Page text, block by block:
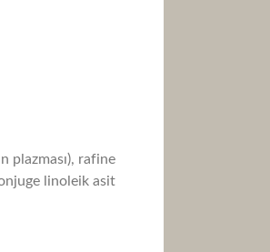
plazması), rafine
linoleik asit